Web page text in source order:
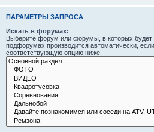
ПАРАМЕТРЫ ЗАПРОСА
Искать в форумах:
Выберите форум или форумы, в которых будет
подфорумах производится автоматически,
соответствующую опцию ниже.